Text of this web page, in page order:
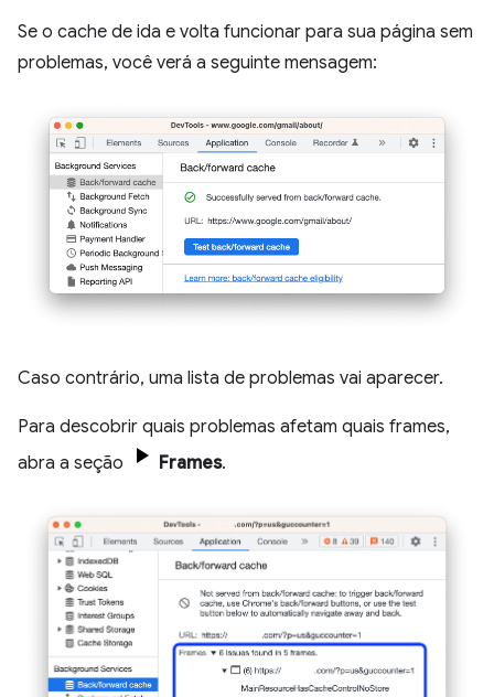
Se o cache de ida e volta funcionar para sua página sem
problemas, você verá a seguinte mensagem:
Caso contrário, uma lista de problemas vai aparecer.
Para descobrir quais problemas afetam quais frames,
abra a seção
Frames.